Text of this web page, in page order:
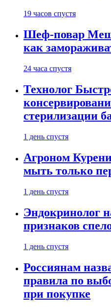
19 часов спустя
Шеф-повар
как
24 часа спустя
Технолог
стерилизации
1 день спустя
Агроном
мыть только
1 день спустя
Эндокринолог
признаков
1 день спустя
Россиянам
правила по
при покупке